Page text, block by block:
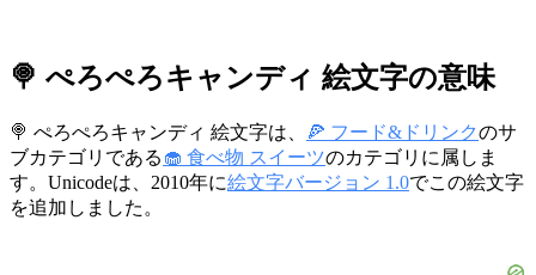
🍭 ぺろぺろキャンディ 絵文字の意味
🍭 ぺろぺろキャンディ 絵文字は、 🍕 フード&ドリンクのサ
ブカテゴリである 🧁 食べ物 スイーツのカテゴリに属しま
す。Unicodeは、2010年に絵文字バージョン 1.0でこの絵文字
を追加しました。